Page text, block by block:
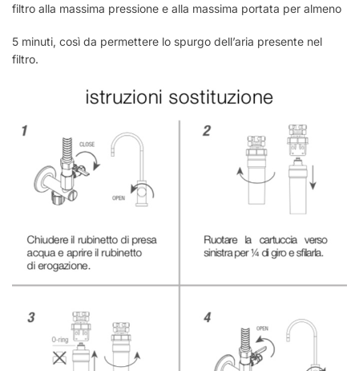
filtro alla massima pressione e alla massima portata per almeno
5 minuti, così da permettere lo spurgo dell’aria presente nel
filtro.